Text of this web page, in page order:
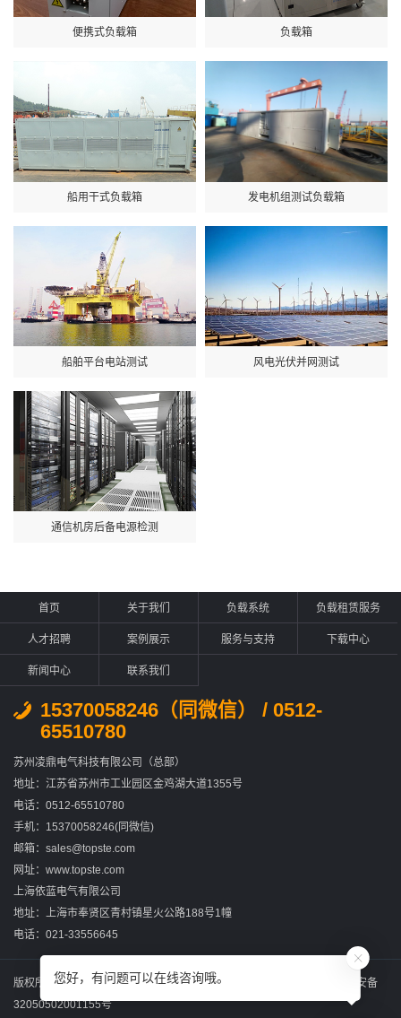
便携式负载箱 负载箱
船用干式负载箱 发电机组测试负载箱
船舶平台电站测试 风电光伏并网测试
通信机房后备电源检测
首页 关于我们 负载系统 负载租赁服务
人才招聘 案例展示 服务与支持 下载中心
新闻中心 联系我们
15370058246（同微信） / 0512-
65510780
苏州凌鼎电气科技有限公司（总部）
地址：江苏省苏州市工业园区金鸡湖大道1355号
电话：0512-65510780
手机：15370058246(同微信)
邮箱：sales@topste.com
网址：www.topste.com
上海依蓝电气有限公司
地址：上海市奉贤区青村镇星火公路188号1幢
电话：021-33556645
版权所有：苏州凌鼎电气科技有限公司苏ICP备2022031867号-2
苏公网安备
32050502001155号
您好，有问题可以在线咨询哦。